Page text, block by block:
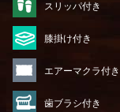
スリッパ付き
膝掛け付き
エアーマクラ付き
歯ブラシ付き